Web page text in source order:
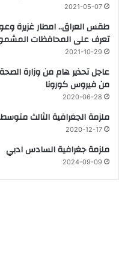
2021-05-07
طقس العراق.. امطار غزيرة
تعرف على المحافظات
2021-10-29
عاجل تحذير هام من وزارة
من فيروس كورونا
2020-06-28
ملزمة الجغرافية الثالث متوسط 2021 – 2022
2020-12-17
ملزمة جغرافية السادس ادبي
2024-09-09